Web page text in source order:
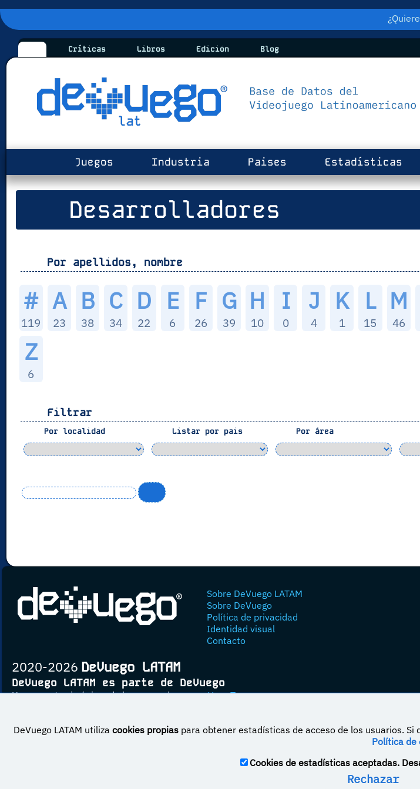
Críticas Libros Edición Blog
Juegos Industria Paises Estadísticas
Desarrolladores
Por apellidos, nombre
#
119
A
23
B
38
C
34
D
22
E
6
F
26
G
39
H
10
I
0
J
4
K
1
L
15
M
46
Z
6
Filtrar
Por localidad Listar por pais Por área
Sobre DeVuego LATAM
Sobre DeVuego
Política de privacidad
Identidad visual
Contacto
2020-2026 DeVuego LATAM
DeVuego LATAM es parte de DeVuego
Un proyecto sin ánimo de lucro creado por Yova Turnes
Esta obra está bajo una licencia de Creative Commons
DeVuego España
DeVuego LATAM utiliza cookies propiaspara obtener estadísticas de acceso de los usuarios. Si
Política de
Cookies de estadísticas aceptadas.
Rechazar